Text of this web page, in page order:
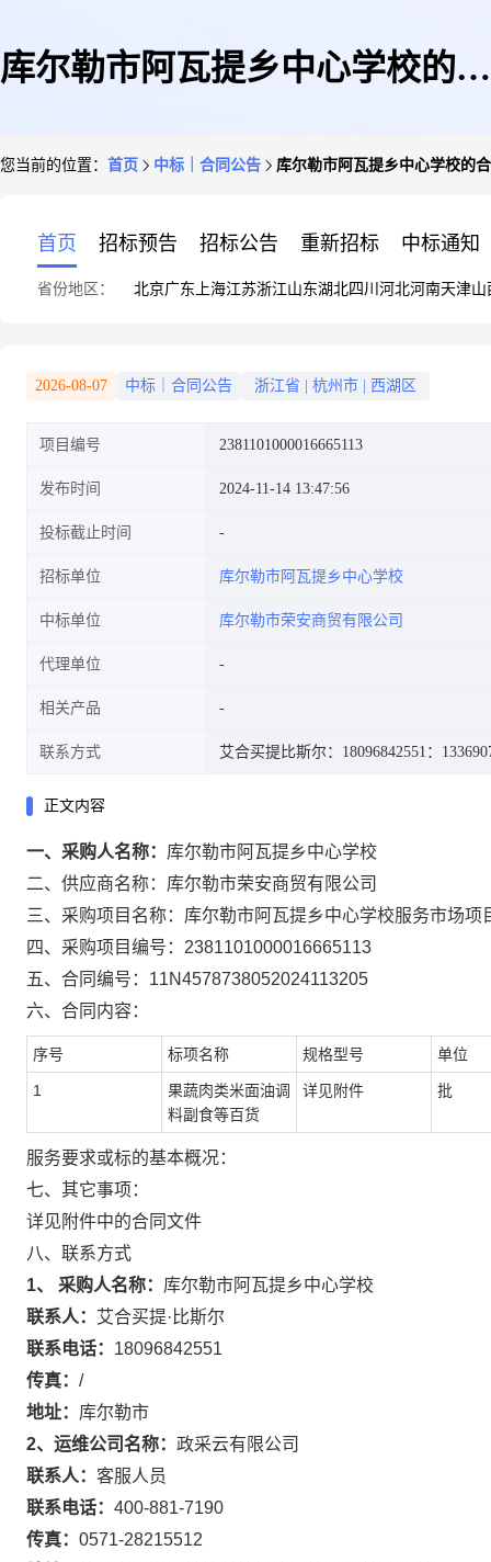
库尔勒市阿瓦提乡中心学校的合
您当前的位置： 首页 中标｜合同公告 库尔勒市阿瓦提乡中心学校的
首页 招标预告 招标公告 重新招标 中标通知
省份地区： 北京广东 上海江苏浙江山东湖北四川 河北河南天津山
2026-08-07 中标｜合同公告 浙江省 杭州市 西湖区
项目编号 2381101000016665113
发布时间 2024-11-14 13:47:56
投标截止时间
招标单位 库尔勒市阿瓦提乡中心学校
中标单位 库尔勒市荣安商贸有限公司
代理单位
相关产品
联系方式 艾合买提比斯尔：18096842551 ：
正文内容
一、采购人名称： 库尔勒市阿瓦提乡中心学校
二、供应商名称： 库尔勒市荣安商贸有限公司
三、采购项目名称： 库尔勒市阿瓦提乡中心学校服务市场项
四、采购项目编号： 2381101000016665113
五、合同编号： 11N4578738052024113205
六、合同内容：
序号 标项名称 规格型号 单位
1
果蔬肉类米面油调
料副食等百货
详见附件 批
服务要求或标的基本概况：
七、其它事项：
详见附件中的合同文件
八、联系方式
1、 采购人名称： 库尔勒市阿瓦提乡中心学校
联系人： 艾合买提·比斯尔
联系电话： 18096842551
传真： /
地址： 库尔勒市
2、运维公司名称： 政采云有限公司
联系人： 客服人员
联系电话： 400-881-7190
传真： 0571-28215512